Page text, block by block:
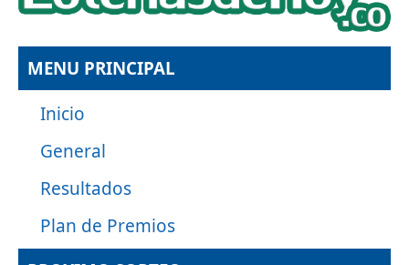
MENU PRINCIPAL
Inicio
General
Resultados
Plan de Premios